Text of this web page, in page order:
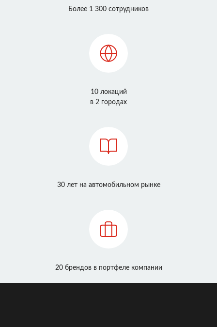
Более 1 300 сотрудников
10 локаций
в 2 городах
30 лет на автомобильном рынке
20 брендов в портфеле компании